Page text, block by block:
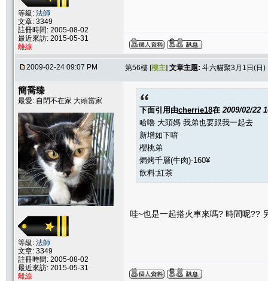
等級: 法師
文章: 3349
註冊時間: 2005-08-02
最近來訪: 2015-05-31
離線
2009-02-24 09:07 PM 第56樓 [樓主] 文章主題: 斗六貓聚3月1日(日)
簡喬臻
最愛: 自閉不在家 大頭當家
等級: 法師
文章: 3349
註冊時間: 2005-08-02
最近來訪: 2015-05-31
離線
下面引用由cherrie18在 2009/02/22
哈嚕 大頭媽 我弟也要跟我一起去
新增如下唷
櫻桃弟
焗烤千層(牛肉)-160¥
飲料:紅茶
哇~也是一起搭火車來嗎? 時間呢??